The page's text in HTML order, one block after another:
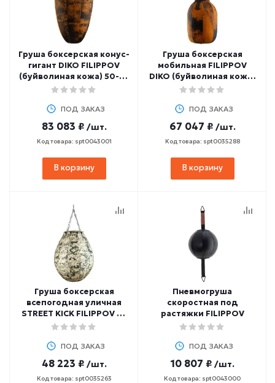
Груша боксерская конус-
гигант DIKO FILIPPOV
(буйволиная кожа) 50-70
кг, 100 см
ПОД ЗАКАЗ
83 083 ₽ /шт.
Код товара: spt0043001
В корзину
Груша боксерская
мобильная FILIPPOV
DIKO (буйволиная кожа)
20 кг, 60 см
ПОД ЗАКАЗ
67 047 ₽ /шт.
Код товара: spt0035288
В корзину
Груша боксерская
всепогодная уличная
STREET KICK FILIPPOV 38
кг, 80 см
ПОД ЗАКАЗ
48 223 ₽ /шт.
Код товара: spt0035263
Пневмогруша
скоростная под
растяжки FILIPPOV
ПОД ЗАКАЗ
10 807 ₽ /шт.
Код товара: spt0043000